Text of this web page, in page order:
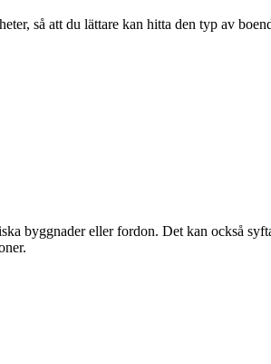
så att du lättare kan hitta den typ av
byggnader eller fordon. Det kan också